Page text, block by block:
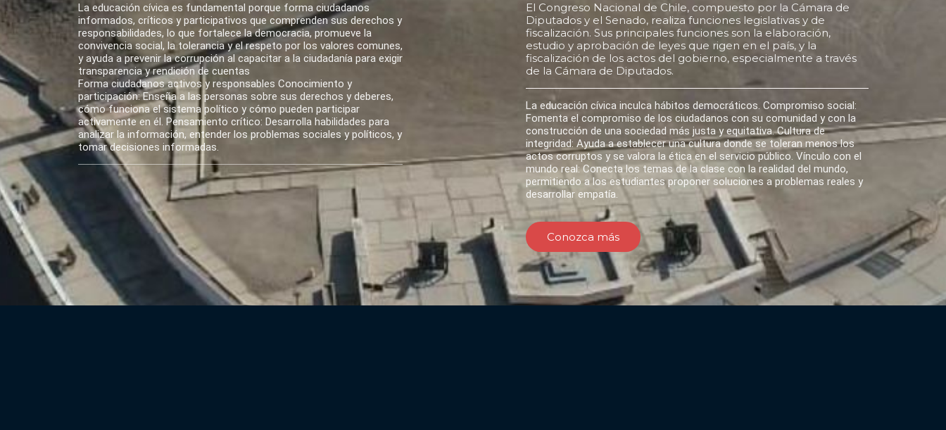
La educación cívica es fundamental porque forma ciudadanos
informados, críticos y participativos que comprenden sus derechos y
responsabilidades, lo que fortalece la democracia, promueve la
convivencia social, la tolerancia y el respeto por los valores comunes,
y ayuda a prevenir la corrupción al capacitar a la ciudadanía para exigir
transparencia y rendición de cuentas
Forma ciudadanos activos y responsables Conocimiento y
participación: Enseña a las personas sobre sus derechos y deberes,
cómo funciona el sistema político y cómo pueden participar
activamente en él. Pensamiento crítico: Desarrolla habilidades para
analizar la información, entender los problemas sociales y políticos, y
tomar decisiones informadas.
El Congreso Nacional de Chile, compuesto por la Cámara de
Diputados y el Senado, realiza funciones legislativas y de
fiscalización. Sus principales funciones son la elaboración,
estudio y aprobación de leyes que rigen en el país, y la
fiscalización de los actos del gobierno, especialmente a través
de la Cámara de Diputados.
La educación cívica inculca hábitos democráticos. Compromiso social:
Fomenta el compromiso de los ciudadanos con su comunidad y con la
construcción de una sociedad más justa y equitativa. Cultura de
integridad: Ayuda a establecer una cultura donde se toleran menos los
actos corruptos y se valora la ética en el servicio público. Vínculo con el
mundo real: Conecta los temas de la clase con la realidad del mundo,
permitiendo a los estudiantes proponer soluciones a problemas reales y
desarrollar empatía.
Conozca más